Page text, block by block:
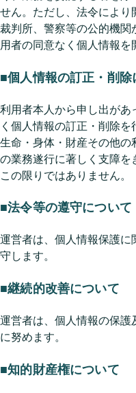
せん。ただし、法令により
裁判所、警察等の公的機
用者の同意なく個人情報を
■個人情報の訂正・削除
利用者本人から申し出が
く個人情報の訂正・削除
生命・身体・財産その他
の業務遂行に著しく支障
この限りではありません。
■法令等の遵守について
運営者は、個人情報保護
守します。
■継続的改善について
運営者は、個人情報の保
に努めます。
■知的財産権について